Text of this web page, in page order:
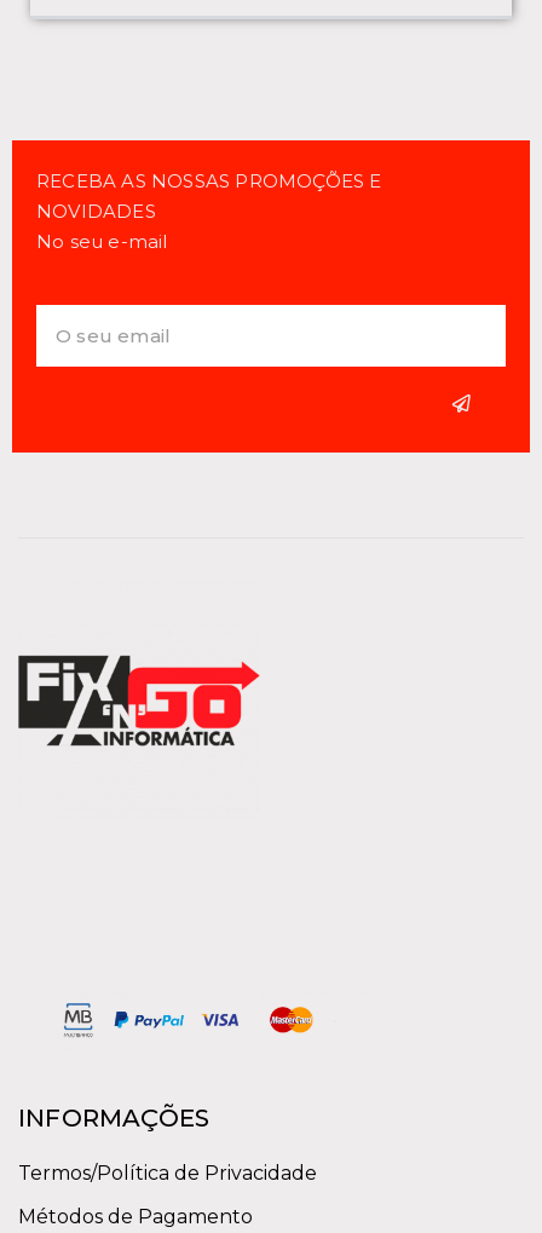
RECEBA AS NOSSAS PROMOÇÕES E
NOVIDADES
No seu e-mail
INFORMAÇÕES
Termos/Política de Privacidade
Métodos de Pagamento